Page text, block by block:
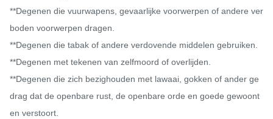
**Degenen die vuurwapens, gevaarlijke voorwerpen of andere ver
boden voorwerpen dragen.
**Degenen die tabak of andere verdovende middelen gebruiken.
**Degenen met tekenen van zelfmoord of overlijden.
**Degenen die zich bezighouden met lawaai, gokken of ander ge
drag dat de openbare rust, de openbare orde en goede gewoont
en verstoort.